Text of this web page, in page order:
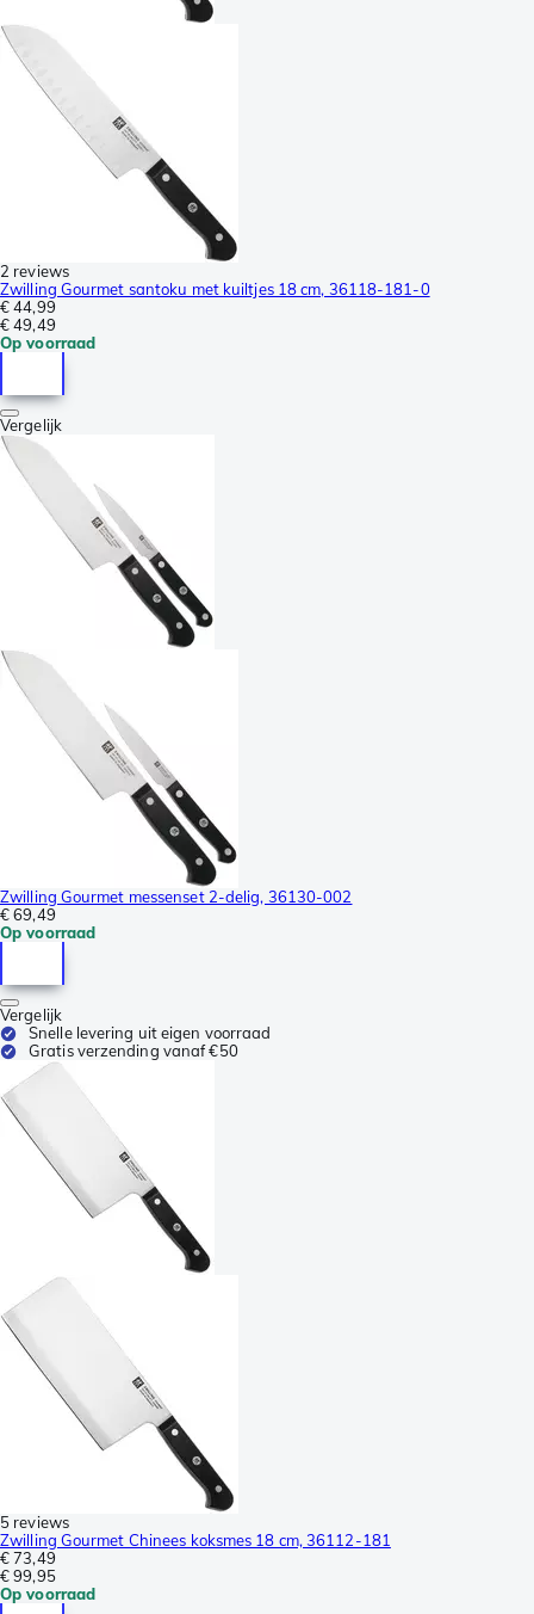
2 reviews
Zwilling Gourmet santoku met kuiltjes 18 cm, 36118-181-0
€ 44,99
€ 49,49
Op voorraad
Vergelijk
Zwilling Gourmet messenset 2-delig, 36130-002
€ 69,49
Op voorraad
Vergelijk
Snelle levering uit eigen voorraad
Gratis verzending vanaf €50
5 reviews
Zwilling Gourmet Chinees koksmes 18 cm, 36112-181
€ 73,49
€ 99,95
Op voorraad